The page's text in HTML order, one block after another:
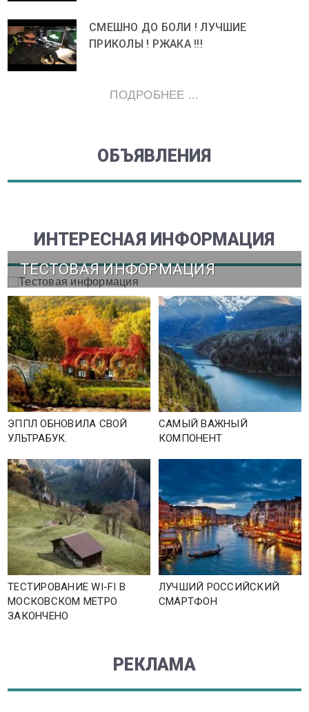
СМЕШНО ДО БОЛИ ! ЛУЧШИЕ
ПРИКОЛЫ ! РЖАКА !!!
ПОДРОБНЕЕ ...
ОБЪЯВЛЕНИЯ
ИНТЕРЕСНАЯ ИНФОРМАЦИЯ
ТЕСТОВАЯ ИНФОРМАЦИЯ
ЭППЛ ОБНОВИЛА СВОЙ
УЛЬТРАБУК.
САМЫЙ ВАЖНЫЙ
КОМПОНЕНТ
ТЕСТИРОВАНИЕ WI-FI В
МОСКОВСКОМ МЕТРО
ЗАКОНЧЕНО
ЛУЧШИЙ РОССИЙСКИЙ
СМАРТФОН
РЕКЛАМА